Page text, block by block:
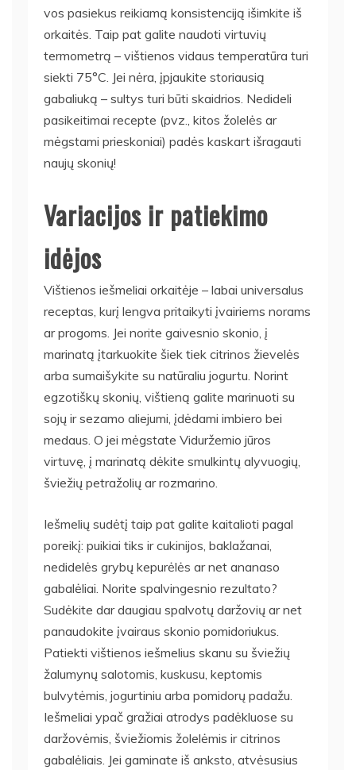
vos pasiekus reikiamą konsistenciją išimkite iš
orkaitės. Taip pat galite naudoti virtuvių
termometrą – vištienos vidaus temperatūra turi
siekti 75°C. Jei nėra, įpjaukite storiausią
gabaliuką – sultys turi būti skaidrios. Nedideli
pasikeitimai recepte (pvz., kitos žolelės ar
mėgstami prieskoniai) padės kaskart išragauti
naujų skonių!
Variacijos ir patiekimo
idėjos
Vištienos iešmeliai orkaitėje – labai universalus
receptas, kurį lengva pritaikyti įvairiems norams
ar progoms. Jei norite gaivesnio skonio, į
marinatą įtarkuokite šiek tiek citrinos žievelės
arba sumaišykite su natūraliu jogurtu. Norint
egzotiškų skonių, vištieną galite marinuoti su
sojų ir sezamo aliejumi, įdėdami imbiero bei
medaus. O jei mėgstate Viduržemio jūros
virtuvę, į marinatą dėkite smulkintų alyvuogių,
šviežių petražolių ar rozmarino.
Iešmelių sudėtį taip pat galite kaitalioti pagal
poreikį: puikiai tiks ir cukinijos, baklažanai,
nedidelės grybų kepurėlės ar net ananaso
gabalėliai. Norite spalvingesnio rezultato?
Sudėkite dar daugiau spalvotų daržovių ar net
panaudokite įvairaus skonio pomidoriukus.
Patiekti vištienos iešmelius skanu su šviežių
žalumynų salotomis, kuskusu, keptomis
bulvytėmis, jogurtiniu arba pomidorų padažu.
Iešmeliai ypač gražiai atrodys padėkluose su
daržovėmis, šviežiomis žolelėmis ir citrinos
gabalėliais. Jei gaminate iš anksto, atvėsusius